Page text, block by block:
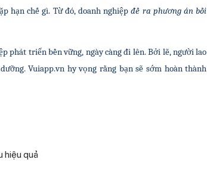
hạn chế gì. Từ đó, doanh nghiệp đề ra phương án bồi
phát triển bền vững, ngày càng đi lên. Bởi lẽ, người lao
Vuiapp.vn hy vọng rằng bạn sẽ sớm hoàn thành
hiệu quả